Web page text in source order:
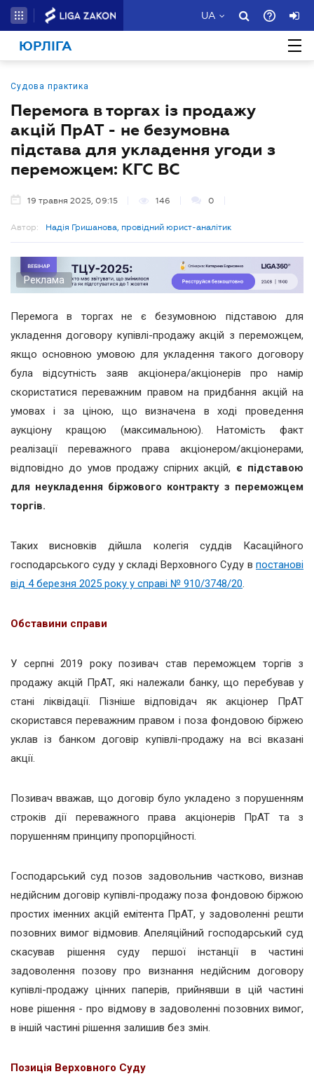
UA
ЮРЛІГА
Судова практика
Перемога в торгах із продажу
акцій ПрАТ - не безумовна
підстава для укладення угоди з
переможцем: КГС ВС
19 травня 2025, 09:15 146 0
Автор: Надія Гришанова, провідний юрист-аналітик
Реклама
Перемога в торгах не є безумовною підставою для
укладення договору купівлі-продажу акцій з переможцем,
якщо основною умовою для укладення такого договору
була відсутність заяв акціонера/акціонерів про намір
скористатися переважним правом на придбання акцій на
умовах і за ціною, що визначена в ході проведення
аукціону кращою (максимальною). Натомість факт
реалізації переважного права акціонером/акціонерами,
відповідно до умов продажу спірних акцій, є підставою
для неукладення біржового контракту з переможцем
торгів.
Таких висновків дійшла колегія суддів Касаційного
господарського суду у складі Верховного Суду в постанові
від 4 березня 2025 року у справі № 910/3748/20.
Обставини справи
У серпні 2019 року позивач став переможцем торгів з
продажу акцій ПрАТ, які належали банку, що перебував у
стані ліквідації. Пізніше відповідач як акціонер ПрАТ
скористався переважним правом і поза фондовою біржею
уклав із банком договір купівлі-продажу на всі вказані
акції.
Позивач вважав, що договір було укладено з порушенням
строків дії переважного права акціонерів ПрАТ та з
порушенням принципу пропорційності.
Господарський суд позов задовольнив частково, визнав
недійсним договір купівлі-продажу поза фондовою біржою
простих іменних акцій емітента ПрАТ, у задоволенні решти
позовних вимог відмовив. Апеляційний господарський суд
скасував рішення суду першої інстанції в частині
задоволення позову про визнання недійсним договору
купівлі-продажу цінних паперів, прийнявши в цій частині
нове рішення - про відмову в задоволенні позовних вимог,
в іншій частині рішення залишив без змін.
Позиція Верховного Суду